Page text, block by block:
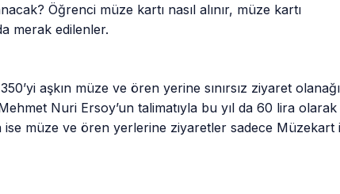
Öğrenci müze kartı nasıl alınır, müze kartı
merak edilenler.
aşkın müze ve ören yerine sınırsız ziyaret olanağı
Nuri Ersoy’un talimatıyla bu yıl da 60 lira olarak
ise müze ve ören yerlerine ziyaretler sadece Müzekart